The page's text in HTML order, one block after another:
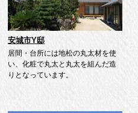
安城市Y邸
居間・台所には地松の丸太材を使
い、化粧で丸太と丸太を組んだ造
りとなっています。